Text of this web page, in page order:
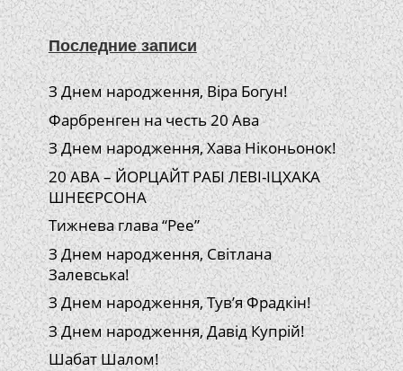
Последние записи
З Днем народження, Віра Богун!
Фарбренген на честь 20 Ава
З Днем народження, Хава Ніконьонок!
20 АВА – ЙОРЦАЙТ РАБІ ЛЕВІ-ІЦХАКА
ШНЕЄРСОНА
Тижнева глава “Рее”
З Днем народження, Світлана
Залевська!
З Днем народження, Тув’я Фрадкін!
З Днем народження, Давід Купрій!
Шабат Шалом!